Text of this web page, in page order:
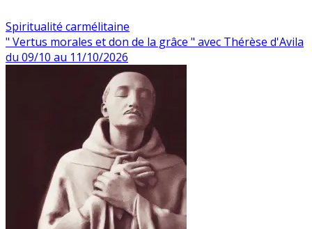
Spiritualité carmélitaine
" Vertus morales et don de la grâce " avec Thérèse d'Avila
du 09/10 au 11/10/2026